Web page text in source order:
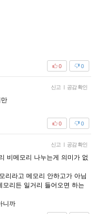
0
0
신고 | 공감 확인
0
0
신고 | 공감 확인
비메모리 나누는게 의미가 없
리라고 메모리 안하고가 아님
리든 일거리 들어오면 하는
니까